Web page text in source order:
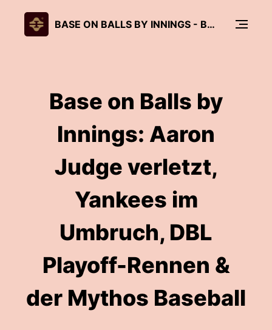
BASE ON BALLS BY INNINGS - BASEBALL, PITCHED BY CULTURE
Base on Balls by
Innings: Aaron
Judge verletzt,
Yankees im
Umbruch, DBL
Playoff-Rennen &
der Mythos Baseball